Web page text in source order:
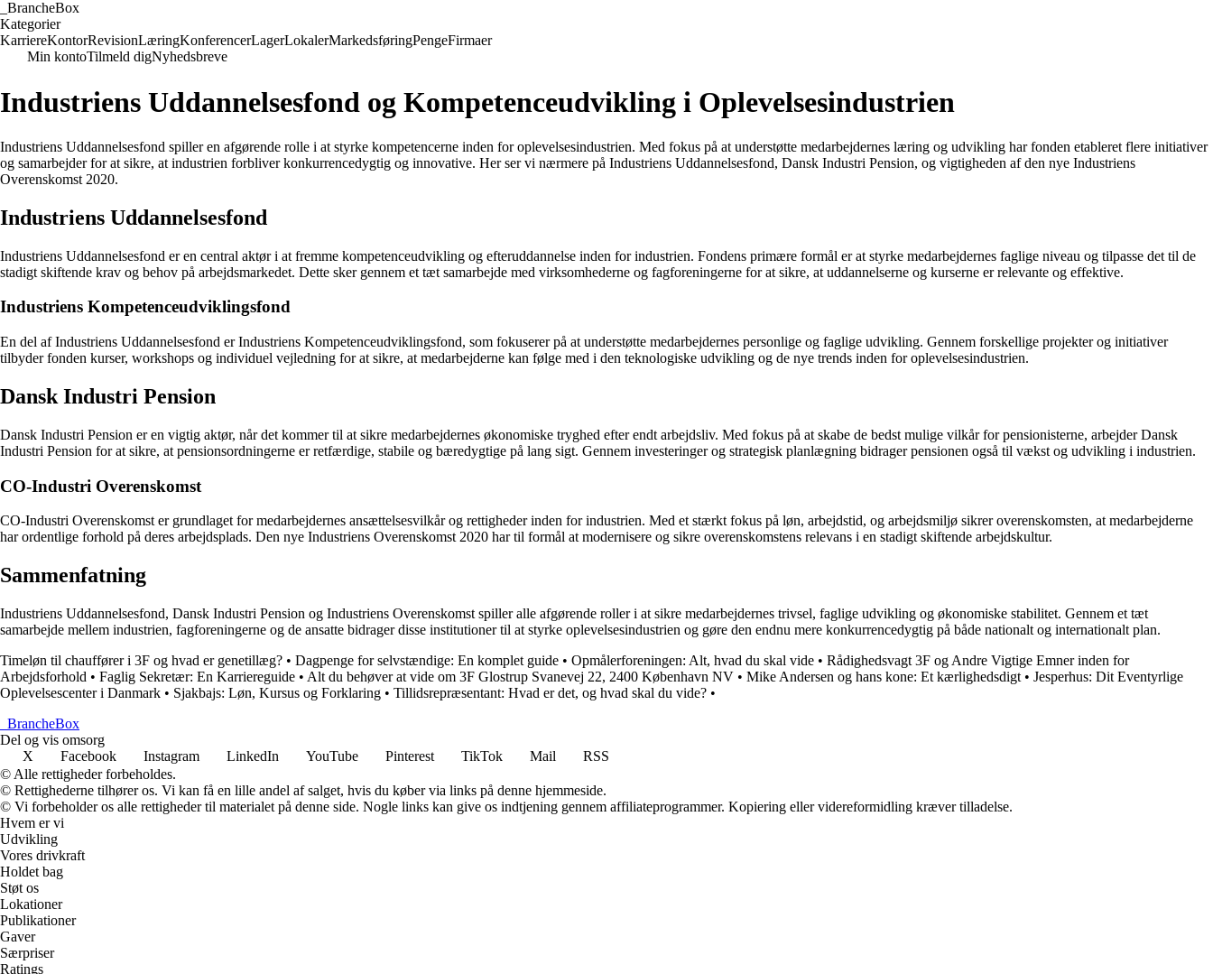
BrancheBox
Kategorier
KarriereKontorRevisionLæringKonferencerLagerLokalerMarkedsføringPengeFirmaer
Min kontoTilmeld digNyhedsbreve
Industriens Uddannelsesfond og Kompetenceudvikling i Oplevelsesindustrien
Industriens Uddannelsesfond spiller en afgørende rolle i at styrke kompetencerne inden for oplevelsesindustrien. Med fokus på at understøtte medarbejdernes læring og udvikling har fonden etableret flere initiativer
og samarbejder for at sikre, at industrien forbliver konkurrencedygtig og innovative. Her ser vi nærmere på Industriens Uddannelsesfond, Dansk Industri Pension, og vigtigheden af den nye Industriens
Overenskomst 2020.
Industriens Uddannelsesfond
Industriens Uddannelsesfond er en central aktør i at fremme kompetenceudvikling og efteruddannelse inden for industrien. Fondens primære formål er at styrke medarbejdernes faglige niveau og tilpasse det til de
stadigt skiftende krav og behov på arbejdsmarkedet. Dette sker gennem et tæt samarbejde med virksomhederne og fagforeningerne for at sikre, at uddannelserne og kurserne er relevante og effektive.
Industriens Kompetenceudviklingsfond
En del af Industriens Uddannelsesfond er Industriens Kompetenceudviklingsfond, som fokuserer på at understøtte medarbejdernes personlige og faglige udvikling. Gennem forskellige projekter og initiativer
tilbyder fonden kurser, workshops og individuel vejledning for at sikre, at medarbejderne kan følge med i den teknologiske udvikling og de nye trends inden for oplevelsesindustrien.
Dansk Industri Pension
Dansk Industri Pension er en vigtig aktør, når det kommer til at sikre medarbejdernes økonomiske tryghed efter endt arbejdsliv. Med fokus på at skabe de bedst mulige vilkår for pensionisterne, arbejder Dansk
Industri Pension for at sikre, at pensionsordningerne er retfærdige, stabile og bæredygtige på lang sigt. Gennem investeringer og strategisk planlægning bidrager pensionen også til vækst og udvikling i industrien.
CO-Industri Overenskomst
CO-Industri Overenskomst er grundlaget for medarbejdernes ansættelsesvilkår og rettigheder inden for industrien. Med et stærkt fokus på løn, arbejdstid, og arbejdsmiljø sikrer overenskomsten, at medarbejderne
har ordentlige forhold på deres arbejdsplads. Den nye Industriens Overenskomst 2020 har til formål at modernisere og sikre overenskomstens relevans i en stadigt skiftende arbejdskultur.
Sammenfatning
Industriens Uddannelsesfond, Dansk Industri Pension og Industriens Overenskomst spiller alle afgørende roller i at sikre medarbejdernes trivsel, faglige udvikling og økonomiske stabilitet. Gennem et tæt
samarbejde mellem industrien, fagforeningerne og de ansatte bidrager disse institutioner til at styrke oplevelsesindustrien og gøre den endnu mere konkurrencedygtig på både nationalt og internationalt plan.
Timeløn til chauffører i 3F og hvad er genetillæg? • Dagpenge for selvstændige: En komplet guide • Opmålerforeningen: Alt, hvad du skal vide • Rådighedsvagt 3F og Andre Vigtige Emner inden for
Arbejdsforhold • Faglig Sekretær: En Karriereguide • Alt du behøver at vide om 3F Glostrup Svanevej 22, 2400 København NV • Mike Andersen og hans kone: Et kærlighedsdigt • Jesperhus: Dit Eventyrlige
Oplevelsescenter i Danmark • Sjakbajs: Løn, Kursus og Forklaring • Tillidsrepræsentant: Hvad er det, og hvad skal du vide? •
BrancheBox
Del og vis omsorg
X
Facebook Instagram LinkedIn YouTube Pinterest TikTok Mail
RSS
© Alle rettigheder forbeholdes.
© Rettighederne tilhører os. Vi kan få en lille andel af salget, hvis du køber via links på denne hjemmeside.
© Vi forbeholder os alle rettigheder til materialet på denne side. Nogle links kan give os indtjening gennem affiliateprogrammer. Kopiering eller videreformidling kræver tilladelse.
Hvem er vi
Udvikling
Vores drivkraft
Holdet bag
Støt os
Lokationer
Publikationer
Gaver
Særpriser
Ratings